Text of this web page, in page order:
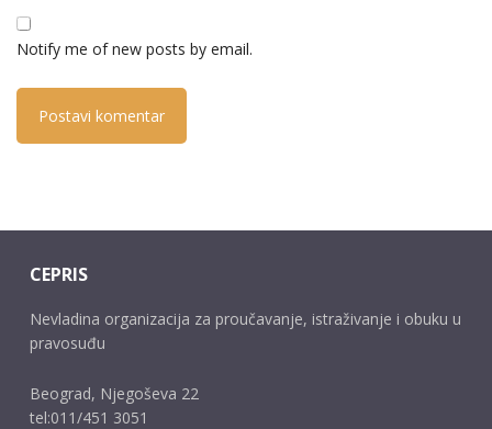
Notify me of new posts by email.
CEPRIS
Nevladina organizacija za proučavanje, istraživanje i obuku u
pravosuđu
Beograd, Njegoševa 22
tel:011/451 3051